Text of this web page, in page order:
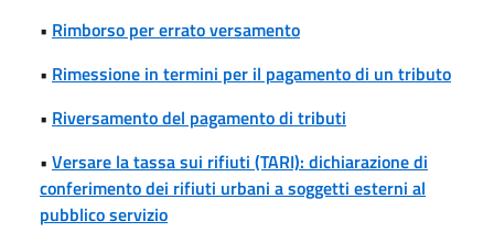
• Rimborso per errato versamento
• Rimessione in termini per il pagamento di un tributo
• Riversamento del pagamento di tributi
• Versare la tassa sui rifiuti (TARI): dichiarazione di
conferimento dei rifiuti urbani a soggetti esterni al
pubblico servizio